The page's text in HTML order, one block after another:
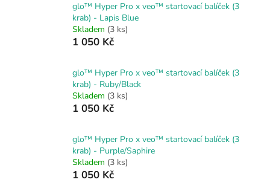
glo™ Hyper Pro x veo™ startovací balíček (3
krab) - Lapis Blue
Skladem (3 ks)
1 050 Kč
glo™ Hyper Pro x veo™ startovací balíček (3
krab) - Ruby/Black
Skladem (3 ks)
1 050 Kč
glo™ Hyper Pro x veo™ startovací balíček (3
krab) - Purple/Saphire
Skladem (3 ks)
1 050 Kč